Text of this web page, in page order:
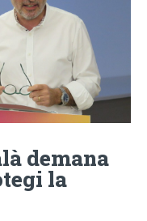
demana
la